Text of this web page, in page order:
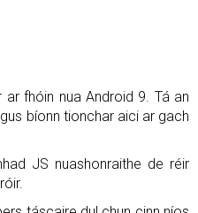
fhóin nua Android 9. Tá an
bíonn tionchar aici ar gach
JS nuashonraithe de réir